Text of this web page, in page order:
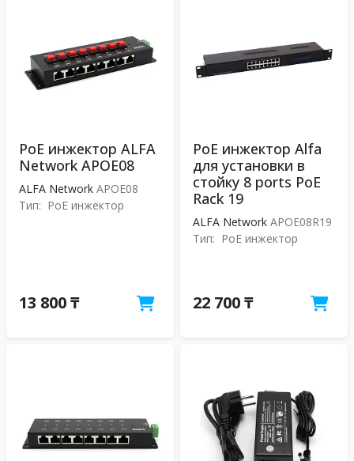
PoE инжектор ALFA
Network APOE08
ALFA Network APOE08
Тип: PoE инжектор
13 800 ₸
PoE инжектор Alfa
для установки в
стойку 8 ports PoE
Rack 19
ALFA Network APOE08R19
Тип: PoE инжектор
22 700 ₸